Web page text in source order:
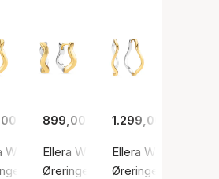
Earrings
/ Sølv sterling 925
kr.
Waves Pianura Grande Earrings
Sølv farve / Sølv sterling 925
899,00 kr.
Ellera Waves Pianura Medio
Øreringe, Sølv farve / Sølv
1.299,00 kr.
Ellera Waves
Øreringe, Sølv